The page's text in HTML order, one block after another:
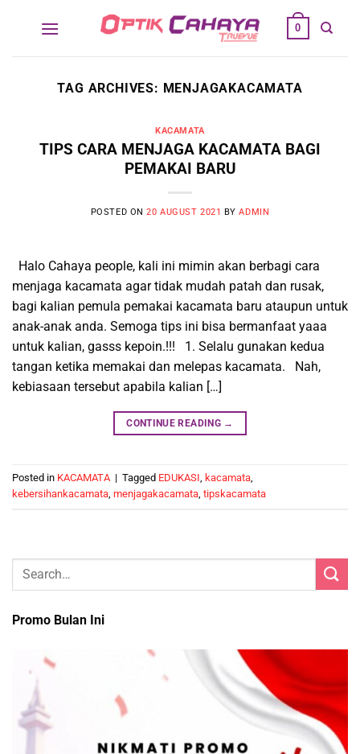
0
TAG ARCHIVES: MENJAGAKACAMATA
KACAMATA
TIPS CARA MENJAGA KACAMATA BAGI
PEMAKAI BARU
POSTED ON20 AUGUST 2021 BYADMIN
Halo Cahaya people, kali ini mimin akan berbagi cara
menjaga kacamata agar tidak mudah patah dan rusak,
bagi kalian pemula pemakai kacamata baru ataupun untuk
anak-anak anda. Semoga tips ini bisa bermanfaat yaaa
untuk kalian, gasss kepoin.!!! 1. Selalu gunakan kedua
tangan ketika memakai dan melepas kacamata. Nah,
kebiasaan tersebut apabila kalian […]
CONTINUE READING →
Posted in KACAMATA | Tagged EDUKASI kacamata
kebersihankacamata menjagakacamata tipskacamata
Promo Bulan Ini